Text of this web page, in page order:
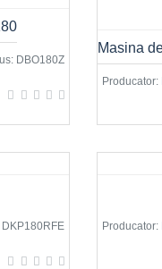
DBO180Z
Producator:
DKP180RFE Producator: